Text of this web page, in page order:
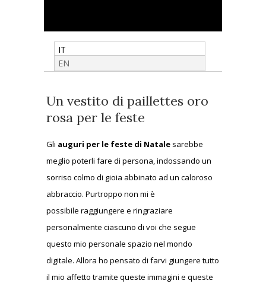
IT
EN
Un vestito di paillettes oro
rosa per le feste
Gli auguri per le feste di Natale sarebbe
meglio poterli fare di persona, indossando un
sorriso colmo di gioia abbinato ad un caloroso
abbraccio. Purtroppo non mi è
possibile raggiungere e ringraziare
personalmente ciascuno di voi che segue
questo mio personale spazio nel mondo
digitale. Allora ho pensato di farvi giungere tutto
il mio affetto tramite queste immagini e queste